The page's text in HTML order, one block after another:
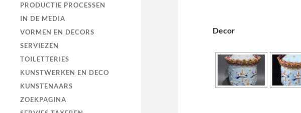
PRODUCTIE PROCESSEN
IN DE MEDIA
VORMEN EN DECORS
SERVIEZEN
TOILETTERIES
KUNSTWERKEN EN DECO
KUNSTENAARS
ZOEKPAGINA
Decor